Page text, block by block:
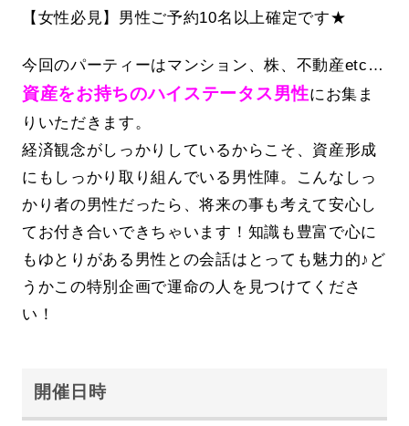
【女性必見】男性ご予約10名以上確定です★
今回のパーティーはマンション、株、不動産etc…
資産をお持ちのハイステータス男性にお集ま
りいただきます。
経済観念がしっかりしているからこそ、資産形成
にもしっかり取り組んでいる男性陣。こんなしっ
かり者の男性だったら、将来の事も考えて安心し
てお付き合いできちゃいます！知識も豊富で心に
もゆとりがある男性との会話はとっても魅力的♪ど
うかこの特別企画で運命の人を見つけてくださ
い！
開催日時